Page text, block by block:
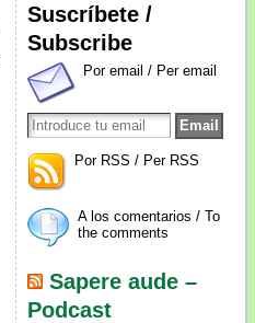
Suscríbete /
Subscribe
Por email / Per email
Por RSS / Per RSS
A los comentarios / To
the comments
Sapere aude –
Podcast